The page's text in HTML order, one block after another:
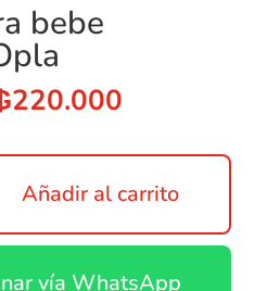
bebe
precio
era:
₲290.000.
220.000El
actual
₲220.000.
Añadir al carrito
vía WhatsApp